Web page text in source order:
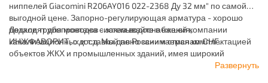
ниппелей Giacomini R206AY016 022-2368 Ду 32 мм" по самой
выгодной цене. Запорно-регулирующая арматура - хорошо
подходят для монтажа систем водоснабжения,
канализационных и т.д. Мы давно занимаемся комплектацией
объектов ЖКХ и промышленных зданий, имея широкий
Детали трубопроводов - заказывайте в нашей компании
ИНЖФАВОРИТ, с доставкой по России и странам СНГ.
Развернуть